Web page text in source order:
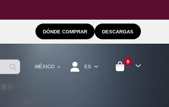
Lenguaje
ES
MÉXICO
Cart
0artículos
DÓNDE COMPRAR DESCARGAS